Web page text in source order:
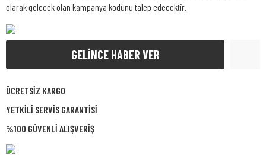
olarak gelecek olan kampanya kodunu talep edecektir.
GELİNCE HABER VER
ÜCRETSİZ KARGO
YETKİLİ SERVİS GARANTİSİ
%100 GÜVENLİ ALIŞVERİŞ